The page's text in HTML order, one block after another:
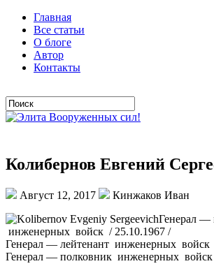
Главная
Все статьи
О блоге
Автор
Контакты
Колибернов Евгений
Август 12, 2017
Кинжаков Иван
Генерал —
инженерных войск / 25.10.1967 /
Генерал — лейтенант инженерных войск
Генерал — полковник инженерных